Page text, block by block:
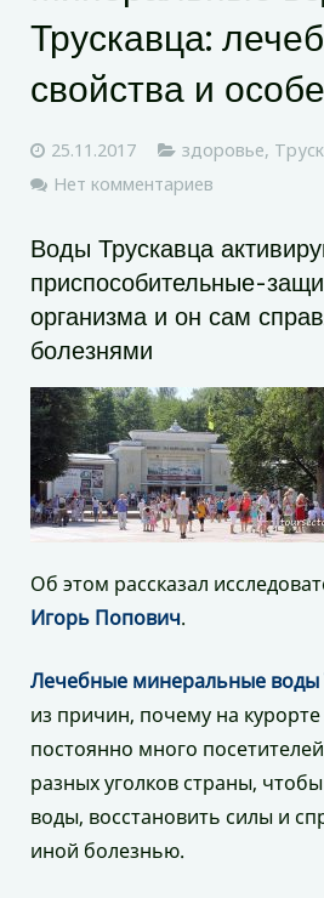
Трускавца:
свойства и
25.11.2017 здоровье,
Нет комментариев
Воды Трускавца
приспособительные-
организма и он сам
болезнями
Об этом рассказал
Игорь Попович.
Лечебные минеральные воды
из причин, почему на курорте
постоянно много
разных уголков страны,
воды, восстановить силы и
иной болезнью.